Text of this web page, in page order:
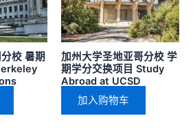
校 暑期
加州大学圣地亚哥分校 学
期学分交换项目 Study
Abroad at UCSD
加入购物车